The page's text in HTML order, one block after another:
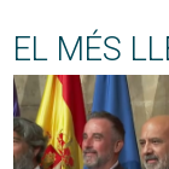
EL MÉS